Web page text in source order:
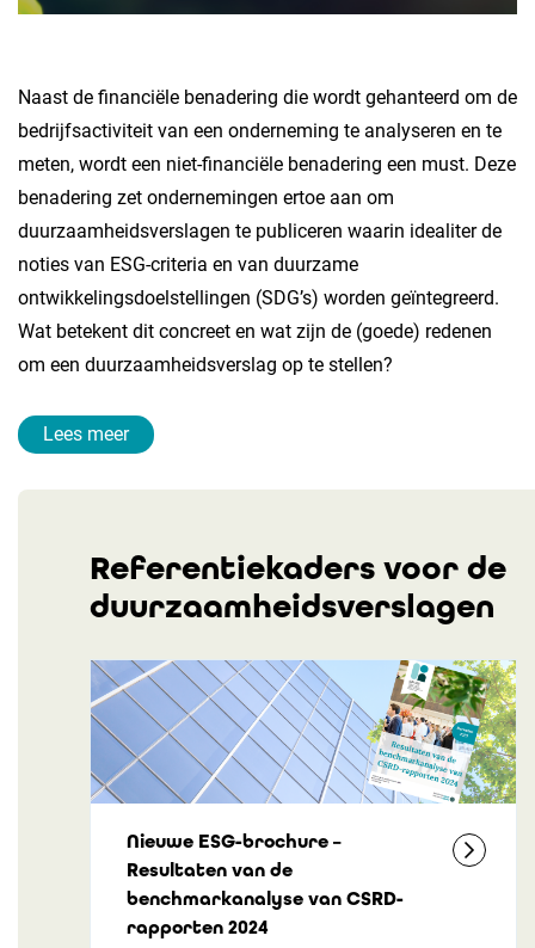
Naast de financiële benadering die wordt gehanteerd om de
bedrijfsactiviteit van een onderneming te analyseren en te
meten, wordt een niet-financiële benadering een must. Deze
benadering zet ondernemingen ertoe aan om
duurzaamheidsverslagen te publiceren waarin idealiter de
noties van ESG-criteria en van duurzame
ontwikkelingsdoelstellingen (SDG’s) worden geïntegreerd.
Wat betekent dit concreet en wat zijn de (goede) redenen
om een duurzaamheidsverslag op te stellen?
Lees meer
Referentiekaders voor de
duurzaamheidsverslagen
Nieuwe ESG-brochure –
Resultaten van de
benchmarkanalyse van CSRD-
rapporten 2024